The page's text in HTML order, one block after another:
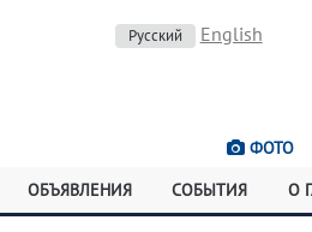
Русский English
ФОТО
ОБЪЯВЛЕНИЯ СОБЫТИЯ О